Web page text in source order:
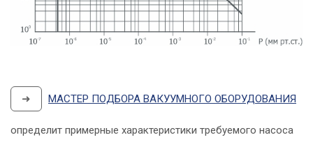
➜ МАСТЕР ПОДБОРА ВАКУУМНОГО ОБОРУДОВАНИЯ
определит примерные характеристики требуемого насоса